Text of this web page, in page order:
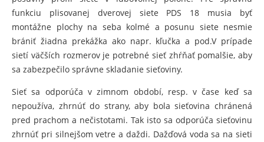
funkciu plisovanej dverovej siete PDS 18 musia byť
montážne plochy na seba kolmé a posunu siete nesmie
brániť žiadna prekážka ako napr. kľučka a pod.V prípade
sietí väčších rozmerov je potrebné sieť zhŕňať pomalšie, aby
sa zabezpečilo správne skladanie sieťoviny.
Sieť sa odporúča v zimnom období, resp. v čase keď sa
nepoužíva, zhrnúť do strany, aby bola sieťovina chránená
pred prachom a nečistotami. Tak isto sa odporúča sieťovinu
zhrnúť pri silnejšom vetre a daždi. Dažďová voda sa na sieti